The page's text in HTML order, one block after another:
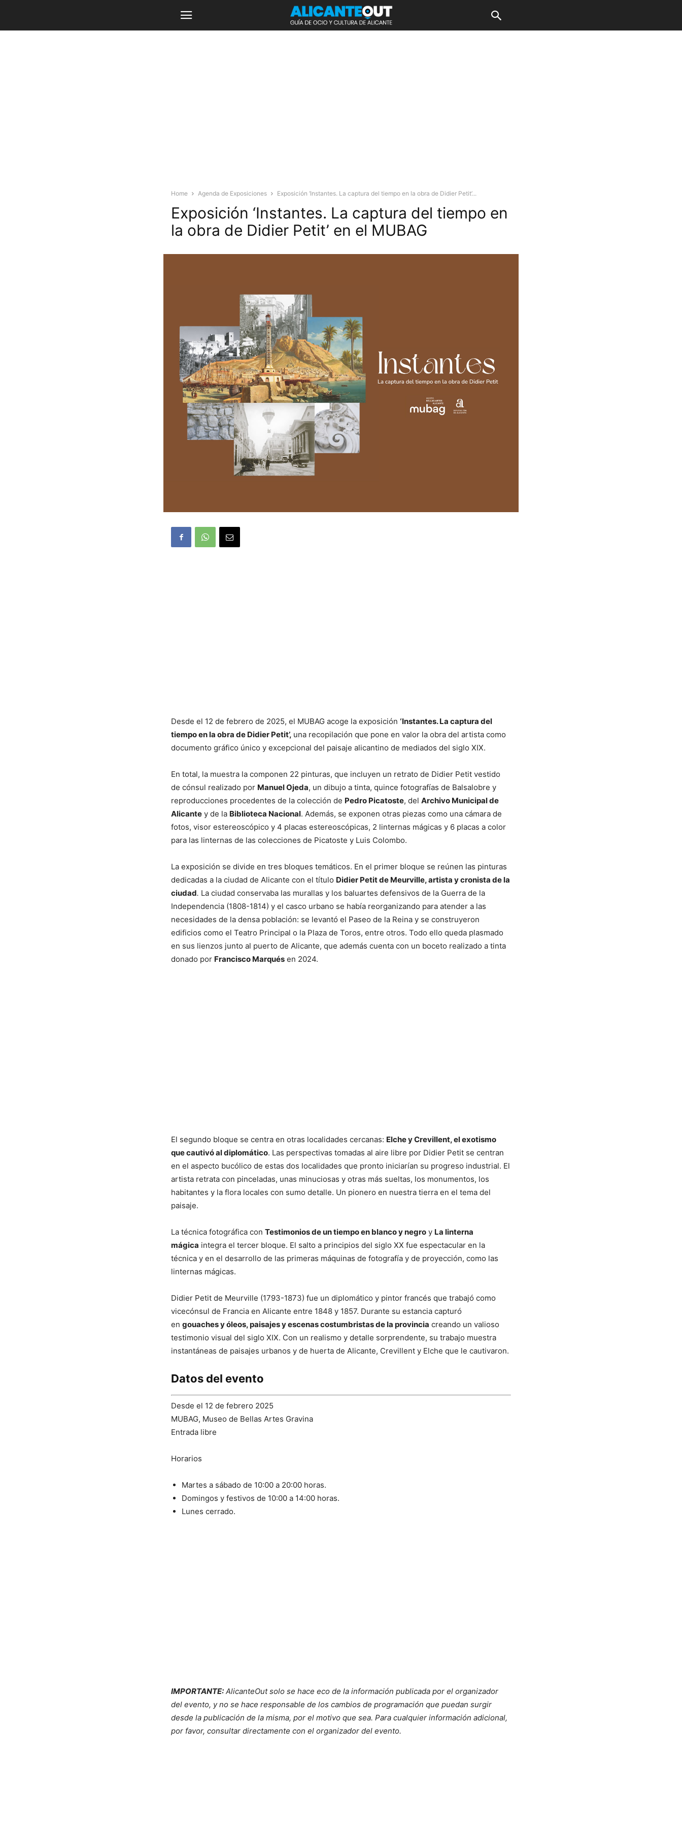
Home Agenda de Exposiciones Exposición ‘Instantes. La captura del tiempo en la obra de Didier Petit’...
Exposición ‘Instantes. La captura del tiempo en
la obra de Didier Petit’ en el MUBAG
Desde el 12 de febrero de 2025, el MUBAG acoge la exposición ‘Instantes. La captura del
tiempo en la obra de Didier Petit’, una recopilación que pone en valor la obra del artista como
documento gráfico único y excepcional del paisaje alicantino de mediados del siglo XIX.
En total, la muestra la componen 22 pinturas, que incluyen un retrato de Didier Petit vestido
de cónsul realizado por Manuel Ojeda, un dibujo a tinta, quince fotografías de Balsalobre y
reproducciones procedentes de la colección de Pedro Picatoste, del Archivo Municipal de
Alicante y de la Biblioteca Nacional. Además, se exponen otras piezas como una cámara de
fotos, visor estereoscópico y 4 placas estereoscópicas, 2 linternas mágicas y 6 placas a color
para las linternas de las colecciones de Picatoste y Luis Colombo.
La exposición se divide en tres bloques temáticos. En el primer bloque se reúnen las pinturas
dedicadas a la ciudad de Alicante con el título Didier Petit de Meurville, artista y cronista de la
ciudad. La ciudad conservaba las murallas y los baluartes defensivos de la Guerra de la
Independencia (1808-1814) y el casco urbano se había reorganizando para atender a las
necesidades de la densa población: se levantó el Paseo de la Reina y se construyeron
edificios como el Teatro Principal o la Plaza de Toros, entre otros. Todo ello queda plasmado
en sus lienzos junto al puerto de Alicante, que además cuenta con un boceto realizado a tinta
donado por Francisco Marqués en 2024.
El segundo bloque se centra en otras localidades cercanas: Elche y Crevillent, el exotismo
que cautivó al diplomático. Las perspectivas tomadas al aire libre por Didier Petit se centran
en el aspecto bucólico de estas dos localidades que pronto iniciarían su progreso industrial. El
artista retrata con pinceladas, unas minuciosas y otras más sueltas, los monumentos, los
habitantes y la flora locales con sumo detalle. Un pionero en nuestra tierra en el tema del
paisaje.
La técnica fotográfica con Testimonios de un tiempo en blanco y negro y La linterna
mágica integra el tercer bloque. El salto a principios del siglo XX fue espectacular en la
técnica y en el desarrollo de las primeras máquinas de fotografía y de proyección, como las
linternas mágicas.
Didier Petit de Meurville (1793-1873) fue un diplomático y pintor francés que trabajó como
vicecónsul de Francia en Alicante entre 1848 y 1857. Durante su estancia capturó
en gouaches y óleos, paisajes y escenas costumbristas de la provincia creando un valioso
testimonio visual del siglo XIX. Con un realismo y detalle sorprendente, su trabajo muestra
instantáneas de paisajes urbanos y de huerta de Alicante, Crevillent y Elche que le cautivaron.
Datos del evento
Desde el 12 de febrero 2025
MUBAG, Museo de Bellas Artes Gravina
Entrada libre
Horarios
Martes a sábado de 10:00 a 20:00 horas.
Domingos y festivos de 10:00 a 14:00 horas.
Lunes cerrado.
IMPORTANTE: AlicanteOut solo se hace eco de la información publicada por el organizador
del evento, y no se hace responsable de los cambios de programación que puedan surgir
desde la publicación de la misma, por el motivo que sea. Para cualquier información adicional,
por favor, consultar directamente con el organizador del evento.